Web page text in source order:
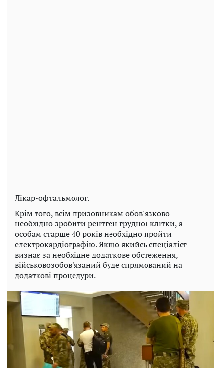
Лікар-офтальмолог.
Крім того, всім призовникам обов'язково
необхідно зробити рентген грудної клітки, а
особам старше 40 років необхідно пройти
електрокардіографію. Якщо якийсь спеціаліст
визнає за необхідне додаткове обстеження,
військовозобов'язаний буде спрямований на
додаткові процедури.